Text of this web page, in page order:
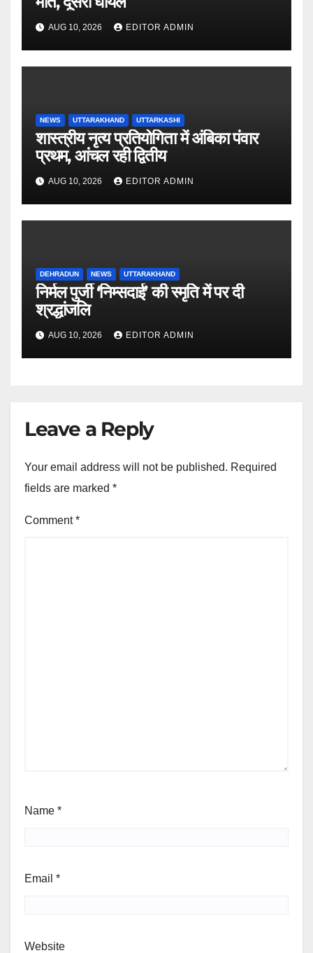
AUG 10, 2026 EDITOR ADMIN
NEWS UTTARAKHAND UTTARKASHI
शास्त्रीय नृत्य प्रतियोगिता में अंबिका पंवार
प्रथम, आंचल रही द्वितीय
AUG 10, 2026 EDITOR ADMIN
DEHRADUN NEWS UTTARAKHAND
निर्मल पुर्जी ‘निम्सदाई’ की स्मृति में पर दी
श्रद्धांजलि
AUG 10, 2026 EDITOR ADMIN
Leave a Reply
Your email address will not be published. Required
fields are marked *
Comment*
Name *
Email *
Website